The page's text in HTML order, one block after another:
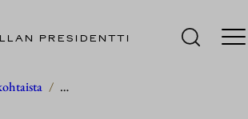
PRESIDENTTI
/ …